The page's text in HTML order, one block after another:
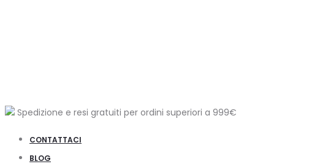
Spedizione e resi gratuiti per ordini superiori a 999€
CONTATTACI
BLOG